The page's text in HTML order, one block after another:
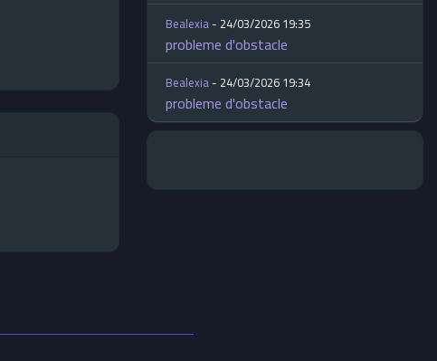
Bealexia- 24/03/2026 19:35
probleme d'obstacle
Bealexia- 24/03/2026 19:34
probleme d'obstacle